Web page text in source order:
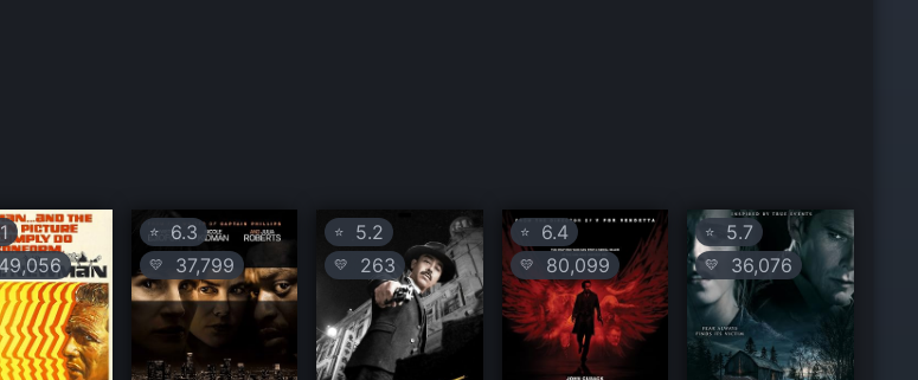
⭐6.3
💛 37,799
⭐ 5.2
💛 263
⭐6.4
💛 80,099
⭐ 5.7
💛 36,076